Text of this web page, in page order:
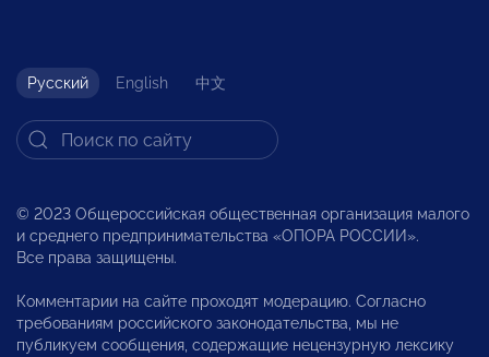
Русский English 中文
© 2023 Общероссийская общественная организация малого
и среднего предпринимательства «ОПОРА РОССИИ».
Все права защищены.
Комментарии на сайте проходят модерацию. Согласно
требованиям российского законодательства, мы не
публикуем сообщения, содержащие нецензурную лексику